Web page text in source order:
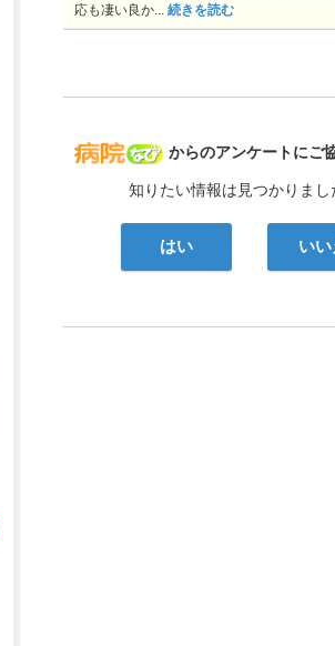
病院なび
からのアンケートにご
知りたい情報は見つかりまし
はい いい
応も凄い良か... 続きを読む